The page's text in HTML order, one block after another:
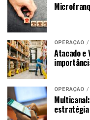
OPERAÇÃO
Atacado e
OPERAÇÃO
estratégia